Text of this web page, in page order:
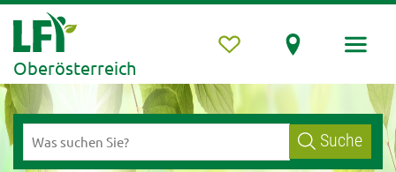
Oberösterreich
Suche